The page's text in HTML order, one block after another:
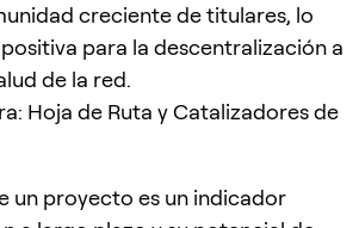
creciente de titulares, lo
para la descentralización a
de la red.
Hoja de Ruta y Catalizadores de
un proyecto es un indicador